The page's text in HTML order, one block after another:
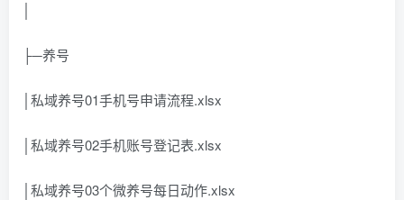
├─养号
│私域养号01手机号申请流程.xlsx
│私域养号02手机账号登记表.xlsx
│私域养号03个微养号每日动作.xlsx